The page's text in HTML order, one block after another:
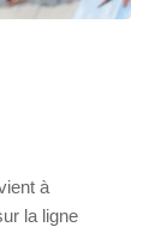
à
la ligne